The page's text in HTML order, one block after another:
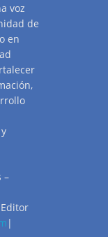
voz
de
en
–
|